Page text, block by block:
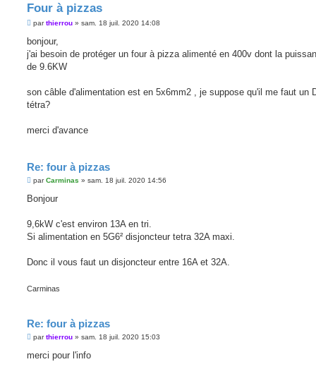
Four à pizzas
M
s
a
g
parthierrou » sam. 18 juil. 2020 14:08
bonjour,
j'ai besoin de protéger un four à pizza alimenté en 400v dont la
de 9.6KW
son câble d'alimentation est en 5x6mm2 , je suppose qu'il me faut un
tétra?
merci d'avance
Re: four à pizzas
M
s
g
e
parCarminas » sam. 18 juil. 2020 14:56
Bonjour
9,6kW c'est environ 13A en tri.
Si alimentation en 5G6² disjoncteur tetra 32A maxi.
Donc il vous faut un disjoncteur entre 16A et 32A.
Carminas
Re: four à pizzas
M
s
parthierrou » sam. 18 juil. 2020 15:03
merci pour l'info